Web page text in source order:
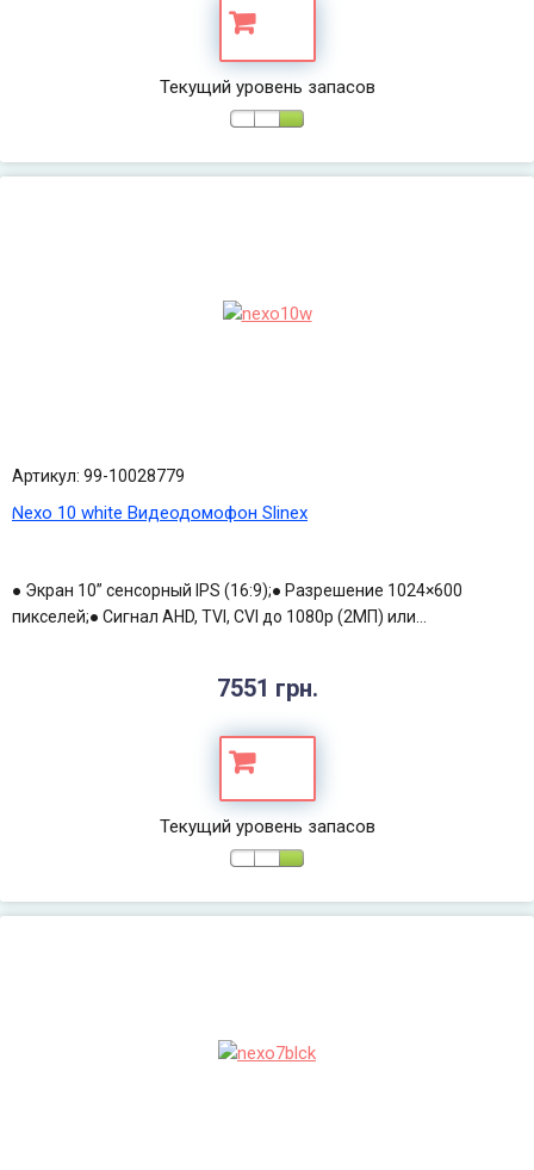
Текущий уровень запасов
Артикул: 99-10028779
Nexo 10 white Видеодомофон Slinex
● Экран 10” сенсорный IPS (16:9);● Разрешение 1024×600
пикселей;● Сигнал AHD, TVI, CVI до 1080p (2МП) или...
7551 грн.
Текущий уровень запасов